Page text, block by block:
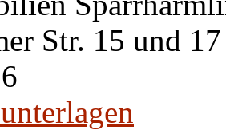
Str. 15 und